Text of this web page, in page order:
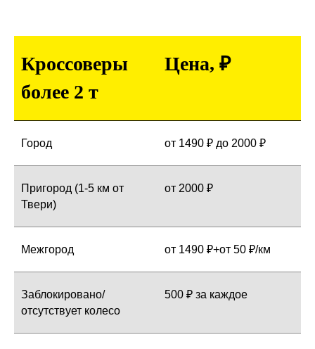
Кроссоверы
более 2 т
Цена, ₽
Город от 1490 ₽ до 2000 ₽
Пригород (1-5 км от
Твери)
от 2000 ₽
Межгород от 1490 ₽+от 50 ₽/км
Заблокировано/
отсутствует колесо
500 ₽ за каждое